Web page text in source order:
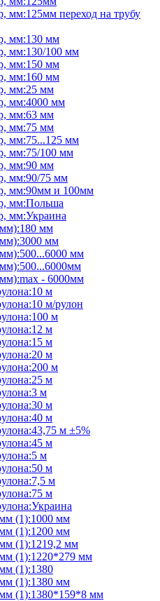
мм:125мм переход на трубу
мм:130 мм
мм:130/100 мм
мм:150 мм
мм:160 мм
мм:25 мм
мм:4000 мм
мм:63 мм
мм:75 мм
мм:75...125 мм
мм:75/100 мм
мм:90 мм
мм:90/75 мм
мм:90мм и 100мм
мм:Польша
мм:Украина
мм
мм
мм
- 6000мм
м
м/рулон
м
м
м
м
м
м
м
м
м
м ±5%
м
м
м
м
м
(1):1000 мм
(1):1200 мм
(1):1219,2 мм
(1):1220*279 мм
(1):1380
(1):1380 мм
(1):1380*159*8 мм